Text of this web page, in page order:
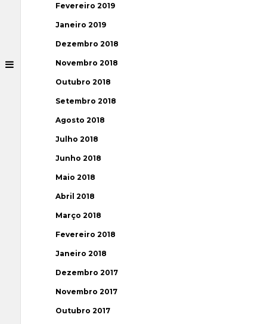
Fevereiro 2019
Janeiro 2019
Dezembro 2018
Novembro 2018
Outubro 2018
Setembro 2018
Agosto 2018
Julho 2018
Junho 2018
Maio 2018
Abril 2018
Março 2018
Fevereiro 2018
Janeiro 2018
Dezembro 2017
Novembro 2017
Outubro 2017